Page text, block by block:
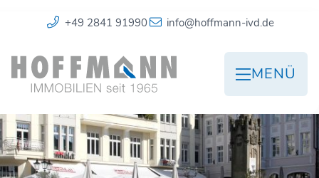
+49 2841 91990 info@hoffmann-ivd.de
MENÜ